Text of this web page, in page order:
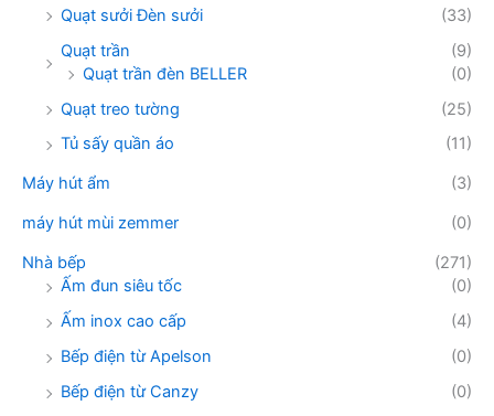
Quạt sưởi Đèn sưởi
(33)
Quạt trần
(9)
Quạt trần đèn BELLER
(0)
Quạt treo tường
(25)
Tủ sấy quần áo
(11)
Máy hút ẩm
(3)
máy hút mùi zemmer
(0)
Nhà bếp
(271)
Ấm đun siêu tốc
(0)
Ấm inox cao cấp
(4)
Bếp điện từ Apelson
(0)
Bếp điện từ Canzy
(0)